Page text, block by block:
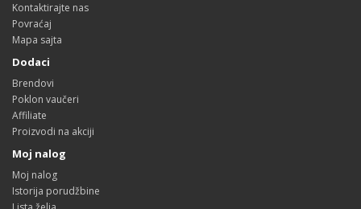
Kontaktirajte nas
Povraćaj
Mapa sajta
Dodaci
Brendovi
Poklon vaučeri
Affiliate
Proizvodi na akciji
Moj nalog
Moj nalog
Istorija porudžbine